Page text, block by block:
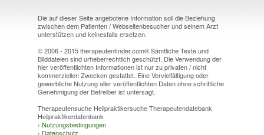
Die auf dieser Seite angebotene Information soll die Beziehung
zwischen dem Patienten / Webseitenbesucher und seinem Arzt
unterstützen und keinesfalls ersetzen.
© 2006 - 2015 therapeutenfinder.com® Sämtliche Texte und
Bilddateien sind urheberrechtlich geschützt. Die Verwendung der
hier veröffentlichten Informationen ist nur zu privaten / nicht
kommerziellen Zwecken gestattet. Eine Vervielfältigung oder
gewerbliche Nutzung aller veröffentlichten Daten ohne schriftliche
Genehmigung der Betreiber ist untersagt.
Therapeutensuche Heilpraktikersuche Therapeutendatebank
Heilpraktikerdatenbank
› Nutzungsbedingungen
› Datenschutz